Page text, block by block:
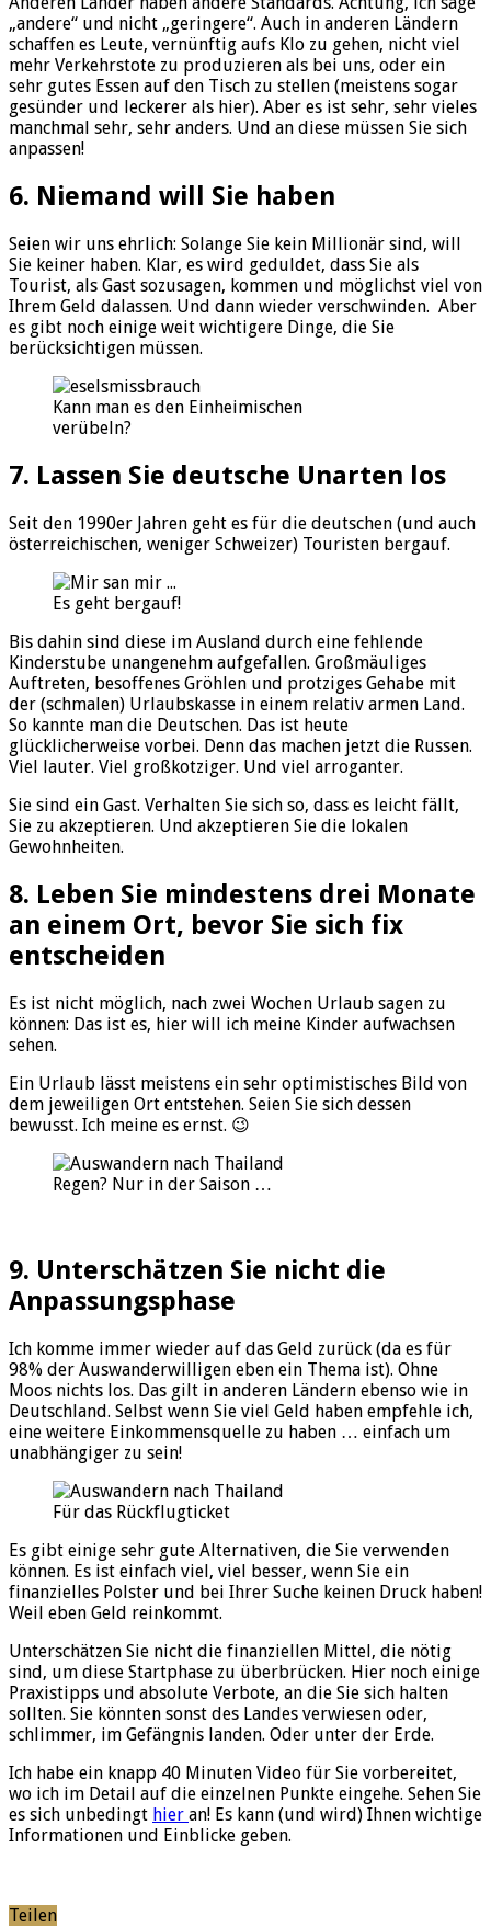
„andere“ und nicht „geringere“. Auch in anderen Ländern
schaffen es Leute, vernünftig aufs Klo zu gehen, nicht viel
mehr Verkehrstote zu produzieren als bei uns, oder ein
sehr gutes Essen auf den Tisch zu stellen (meistens sogar
gesünder und leckerer als hier). Aber es ist sehr, sehr vieles
manchmal sehr, sehr anders. Und an diese müssen Sie sich
anpassen!
6. Niemand will Sie haben
Seien wir uns ehrlich: Solange Sie kein Millionär sind, will
Sie keiner haben. Klar, es wird geduldet, dass Sie als
Tourist, als Gast sozusagen, kommen und möglichst viel von
Ihrem Geld dalassen. Und dann wieder verschwinden. Aber
es gibt noch einige weit wichtigere Dinge, die Sie
berücksichtigen müssen.
Kann man es den Einheimischen
verübeln?
7. Lassen Sie deutsche Unarten los
Seit den 1990er Jahren geht es für die deutschen (und auch
österreichischen, weniger Schweizer) Touristen bergauf.
Es geht bergauf!
Bis dahin sind diese im Ausland durch eine fehlende
Kinderstube unangenehm aufgefallen. Großmäuliges
Auftreten, besoffenes Gröhlen und protziges Gehabe mit
der (schmalen) Urlaubskasse in einem relativ armen Land.
So kannte man die Deutschen. Das ist heute
glücklicherweise vorbei. Denn das machen jetzt die Russen.
Viel lauter. Viel großkotziger. Und viel arroganter.
Sie sind ein Gast. Verhalten Sie sich so, dass es leicht fällt,
Sie zu akzeptieren. Und akzeptieren Sie die lokalen
Gewohnheiten.
8. Leben Sie mindestens drei Monate
an einem Ort, bevor Sie sich fix
entscheiden
Es ist nicht möglich, nach zwei Wochen Urlaub sagen zu
können: Das ist es, hier will ich meine Kinder aufwachsen
sehen.
Ein Urlaub lässt meistens ein sehr optimistisches Bild von
dem jeweiligen Ort entstehen. Seien Sie sich dessen
bewusst. Ich meine es ernst. 😉
Regen? Nur in der Saison …
9. Unterschätzen Sie nicht die
Anpassungsphase
Ich komme immer wieder auf das Geld zurück (da es für
98% der Auswanderwilligen eben ein Thema ist). Ohne
Moos nichts los. Das gilt in anderen Ländern ebenso wie in
Deutschland. Selbst wenn Sie viel Geld haben empfehle ich,
eine weitere Einkommensquelle zu haben … einfach um
unabhängiger zu sein!
Für das Rückflugticket
Es gibt einige sehr gute Alternativen, die Sie verwenden
können. Es ist einfach viel, viel besser, wenn Sie ein
finanzielles Polster und bei Ihrer Suche keinen Druck haben!
Weil eben Geld reinkommt.
Unterschätzen Sie nicht die finanziellen Mittel, die nötig
sind, um diese Startphase zu überbrücken. Hier noch einige
Praxistipps und absolute Verbote, an die Sie sich halten
sollten. Sie könnten sonst des Landes verwiesen oder,
schlimmer, im Gefängnis landen. Oder unter der Erde.
Ich habe ein knapp 40 Minuten Video für Sie vorbereitet,
wo ich im Detail auf die einzelnen Punkte eingehe. Sehen Sie
es sich unbedingt hier an! Es kann (und wird) Ihnen wichtige
Informationen und Einblicke geben.
Teilen